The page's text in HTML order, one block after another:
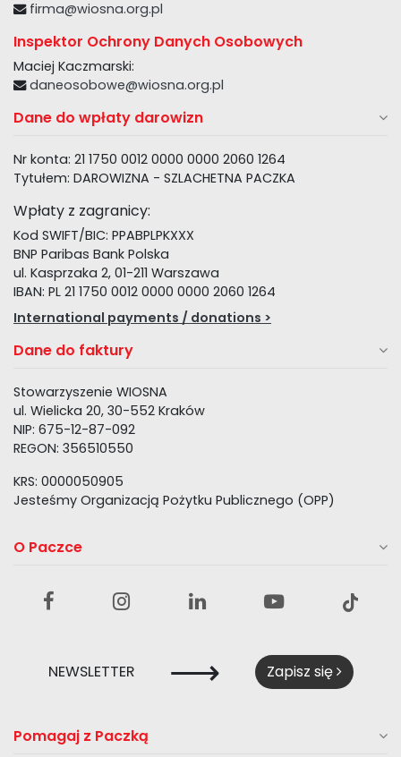
firma@wiosna.org.pl
Inspektor Ochrony Danych Osobowych
Maciej Kaczmarski:
daneosobowe@wiosna.org.pl
Dane do wpłaty darowizn
Nr konta: 21 1750 0012 0000 0000 2060 1264
Tytułem: DAROWIZNA - SZLACHETNA PACZKA
Wpłaty z zagranicy:
Kod SWIFT/BIC: PPABPLPKXXX
BNP Paribas Bank Polska
ul. Kasprzaka 2, 01-211 Warszawa
IBAN: PL 21 1750 0012 0000 0000 2060 1264
International payments / donations >
Dane do faktury
Stowarzyszenie WIOSNA
ul. Wielicka 20, 30-552 Kraków
NIP: 675-12-87-092
REGON: 356510550
KRS: 0000050905
Jesteśmy Organizacją Pożytku Publicznego (OPP)
O Paczce
NEWSLETTER ⟶ Zapisz się
Pomagaj z Paczką